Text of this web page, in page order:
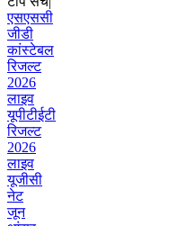
एसएससी
जीडी
कांस्टेबल
रिजल्ट
2026
लाइव
यूपीटीईटी
रिजल्ट
2026
लाइव
यूजीसी
नेट
जून